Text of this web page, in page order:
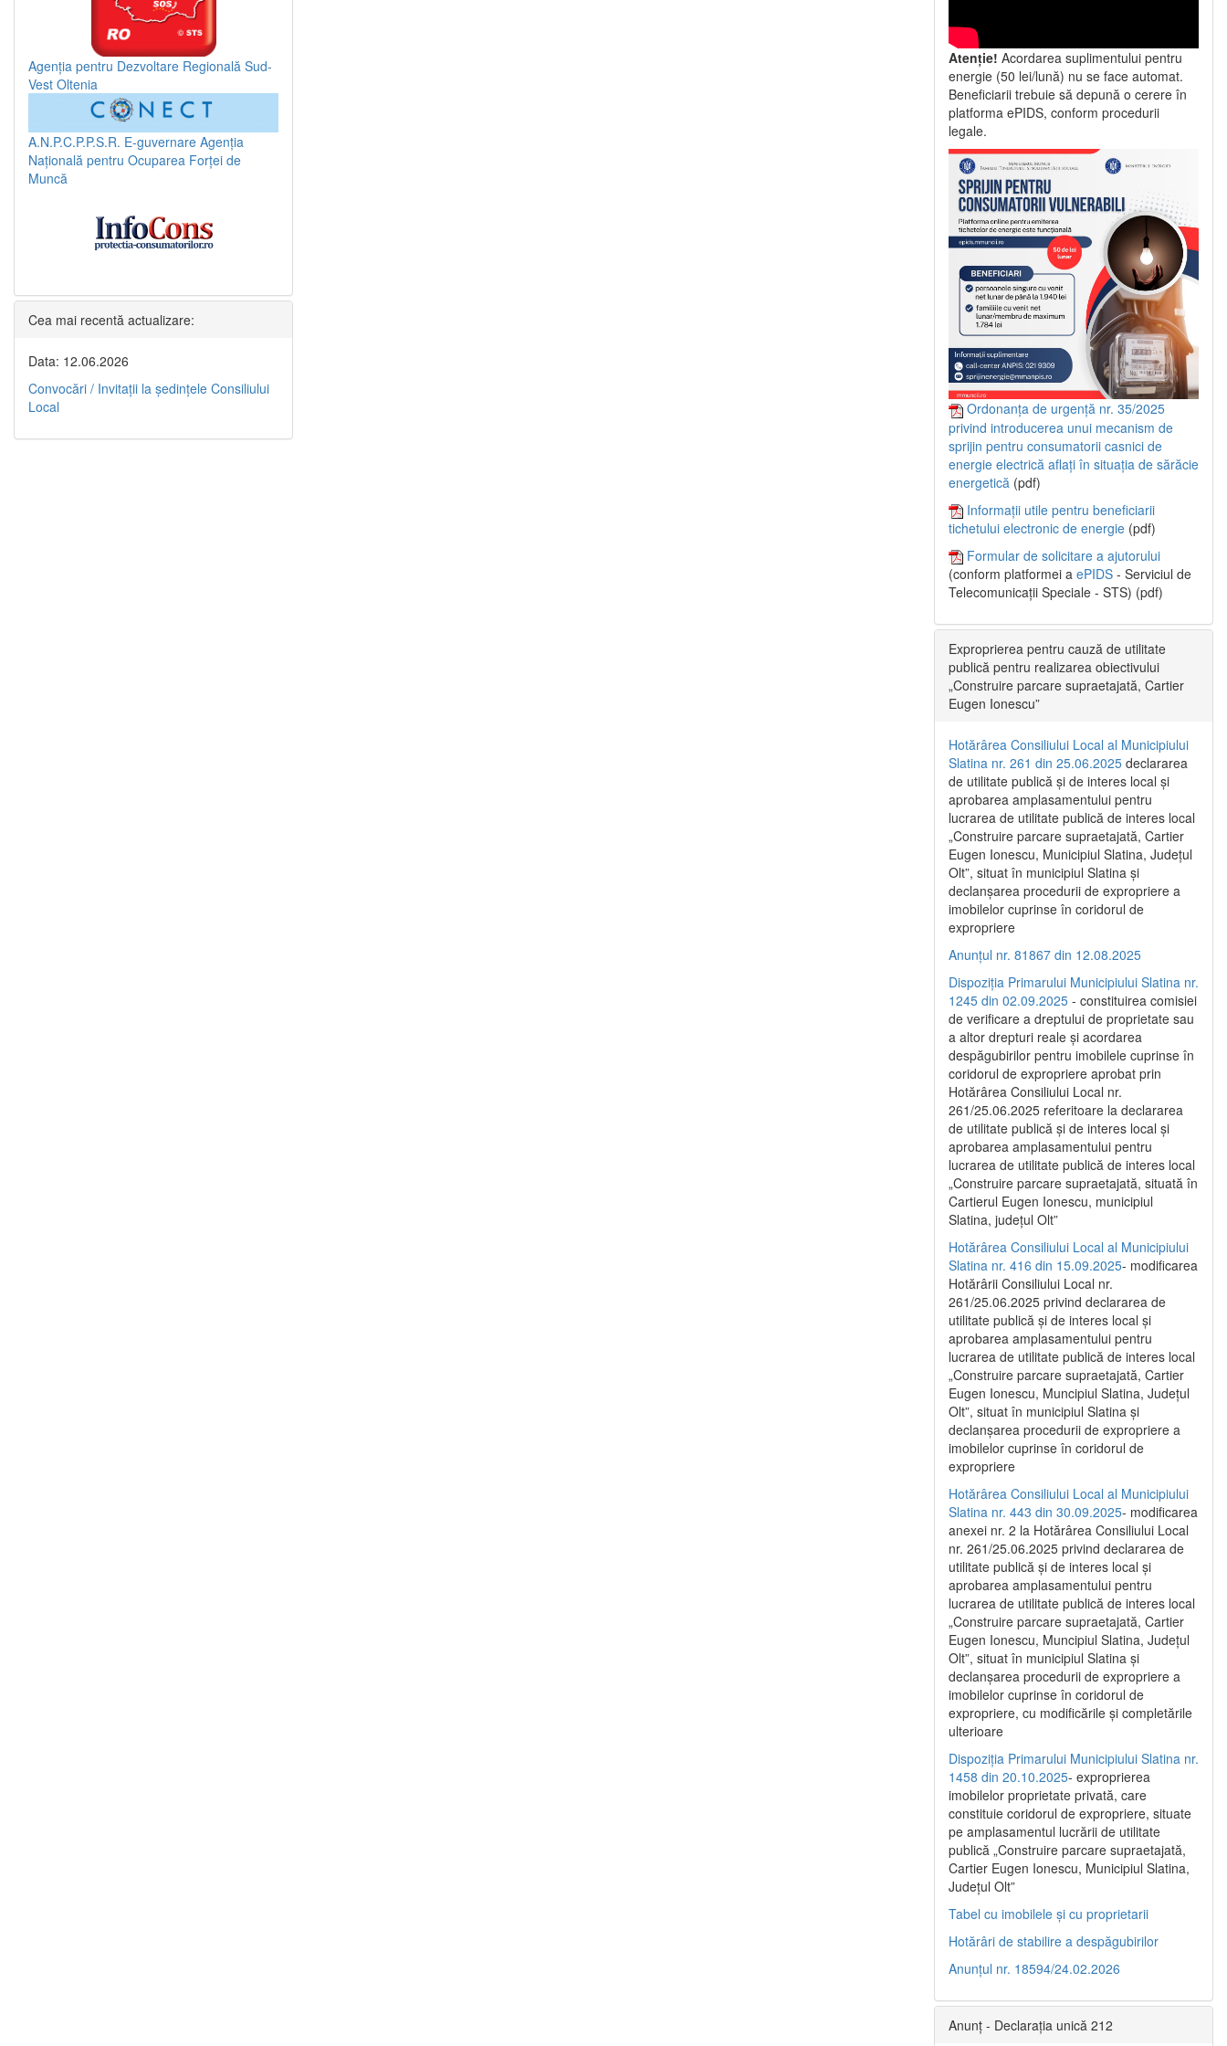
Agenția pentru Dezvoltare Regională Sud-
Vest Oltenia
A.N.P.C.P.P.S.R. E-guvernare Agenția
Națională pentru Ocuparea Forței de
Muncă
Cea mai recentă actualizare:
Data: 12.06.2026
Convocări / Invitaţii la şedinţele Consiliului
Local
Atenție! Acordarea suplimentului pentru
energie (50 lei/lună) nu se face automat.
Beneficiarii trebuie să depună o cerere în
platforma ePIDS, conform procedurii
legale.
Ordonanța de urgență nr. 35/2025
privind introducerea unui mecanism de
sprijin pentru consumatorii casnici de
energie electrică aflați în situația de sărăcie
energetică (pdf)
Informații utile pentru beneficiarii
tichetului electronic de energie (pdf)
Formular de solicitare a ajutorului
(conform platformei a ePIDS - Serviciul de
Telecomunicații Speciale - STS) (pdf)
Exproprierea pentru cauză de utilitate
publică pentru realizarea obiectivului
„Construire parcare supraetajată, Cartier
Eugen Ionescu”
Hotărârea Consiliului Local al Municipiului
Slatina nr. 261 din 25.06.2025 declararea
de utilitate publică și de interes local și
aprobarea amplasamentului pentru
lucrarea de utilitate publică de interes local
„Construire parcare supraetajată, Cartier
Eugen Ionescu, Municipiul Slatina, Județul
Olt”, situat în municipiul Slatina și
declanșarea procedurii de expropriere a
imobilelor cuprinse în coridorul de
expropriere
Anunțul nr. 81867 din 12.08.2025
Dispoziția Primarului Municipiului Slatina nr.
1245 din 02.09.2025 - constituirea comisiei
de verificare a dreptului de proprietate sau
a altor drepturi reale și acordarea
despăgubirilor pentru imobilele cuprinse în
coridorul de expropriere aprobat prin
Hotărârea Consiliului Local nr.
261/25.06.2025 referitoare la declararea
de utilitate publică și de interes local și
aprobarea amplasamentului pentru
lucrarea de utilitate publică de interes local
„Construire parcare supraetajată, situată în
Cartierul Eugen Ionescu, municipiul
Slatina, județul Olt”
Hotărârea Consiliului Local al Municipiului
Slatina nr. 416 din 15.09.2025- modificarea
Hotărârii Consiliului Local nr.
261/25.06.2025 privind declararea de
utilitate publică și de interes local și
aprobarea amplasamentului pentru
lucrarea de utilitate publică de interes local
„Construire parcare supraetajată, Cartier
Eugen Ionescu, Muncipiul Slatina, Județul
Olt”, situat în municipiul Slatina și
declanșarea procedurii de expropriere a
imobilelor cuprinse în coridorul de
expropriere
Hotărârea Consiliului Local al Municipiului
Slatina nr. 443 din 30.09.2025- modificarea
anexei nr. 2 la Hotărârea Consiliului Local
nr. 261/25.06.2025 privind declararea de
utilitate publică şi de interes local şi
aprobarea amplasamentului pentru
lucrarea de utilitate publică de interes local
„Construire parcare supraetajată, Cartier
Eugen Ionescu, Muncipiul Slatina, Judeţul
Olt”, situat în municipiul Slatina şi
declanşarea procedurii de expropriere a
imobilelor cuprinse în coridorul de
expropriere, cu modificările şi completările
ulterioare
Dispoziția Primarului Municipiului Slatina nr.
1458 din 20.10.2025- exproprierea
imobilelor proprietate privată, care
constituie coridorul de expropriere, situate
pe amplasamentul lucrării de utilitate
publică „Construire parcare supraetajată,
Cartier Eugen Ionescu, Municipiul Slatina,
Județul Olt”
Tabel cu imobilele și cu proprietarii
Hotărâri de stabilire a despăgubirilor
Anunțul nr. 18594/24.02.2026
Anunț - Declarația unică 212